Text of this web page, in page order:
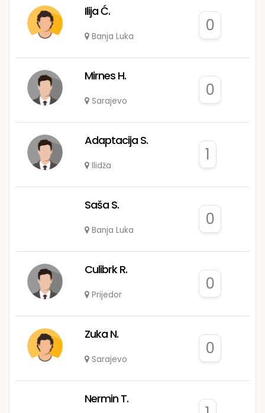
Ilija Ć.
Banja Luka
0
Mirnes H.
Sarajevo
0
Adaptacija S.
Ilidža
1
Saša S.
Banja Luka
0
Culibrk R.
Prijedor
0
Zuka N.
Sarajevo
0
Nermin T.